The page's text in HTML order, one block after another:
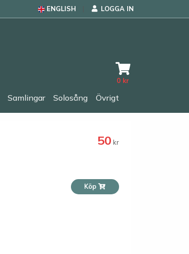
ENGLISH LOGGA IN
0 kr
Samlingar Solosång Övrigt
50 kr
Köp